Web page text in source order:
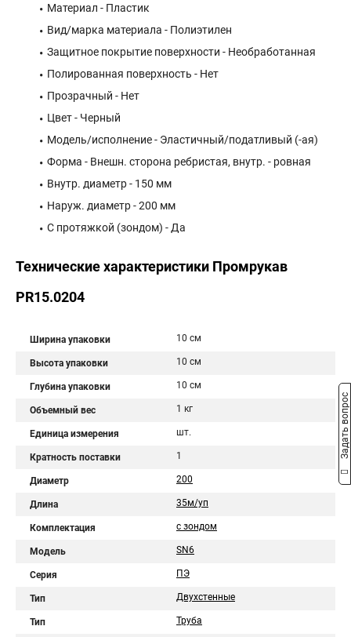
Материал - Пластик
Вид/марка материала - Полиэтилен
Защитное покрытие поверхности - Необработанная
Полированная поверхность - Нет
Прозрачный - Нет
Цвет - Черный
Модель/исполнение - Эластичный/податливый (-ая)
Форма - Внешн. сторона ребристая, внутр. - ровная
Внутр. диаметр - 150 мм
Наруж. диаметр - 200 мм
С протяжкой (зондом) - Да
Технические характеристики Промрукав
PR15.0204
Ширина упаковки 10 см
Высота упаковки 10 см
Глубина упаковки 10 см
Объемный вес 1 кг
Единица измерения шт.
Кратность поставки 1
Диаметр 200
Длина 35м/уп
Комплектация с зондом
Модель SN6
Серия ПЭ
Тип Двухстенные
Тип Труба
Задать вопрос